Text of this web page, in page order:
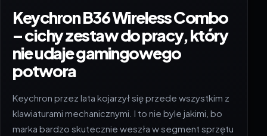
Keychron B36 Wireless Combo
– cichy zestaw do pracy, który
nie udaje gamingowego
potwora
Keychron przez lata kojarzył się przede wszystkim z
klawiaturami mechanicznymi. I to nie byle jakimi, bo
marka bardzo skutecznie weszła w segment sprzętu